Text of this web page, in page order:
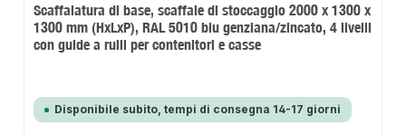
Scaffalatura di base, scaffale di stoccaggio 2000 x 1300 x
1300 mm (HxLxP), RAL 5010 blu genziana/zincato, 4 livelli
con guide a rulli per contenitori e casse
Disponibile subito, tempi di consegna 14-17 giorni